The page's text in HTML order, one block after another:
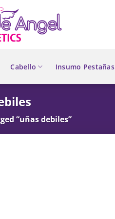
Cabello Insumo Pestañas
“uñas debiles”